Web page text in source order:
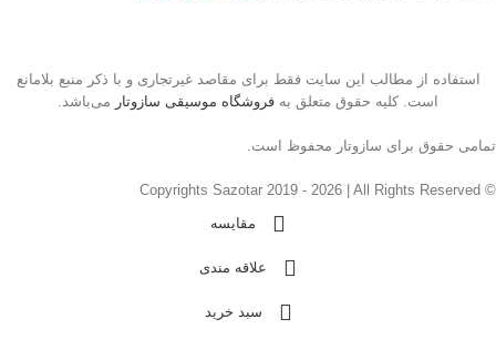
استفاده از مطالب این سایت فقط برای مقاصد غیرتجاری و با ذکر منبع بلامانع
است. کلیه حقوق متعلق به فروشگاه موسیقی سازوتار می‌باشد.
تمامی حقوق برای سازوتار محفوظ است.
© Copyrights Sazotar 2019 - 2026 | All Rights Reserved
مقایسه
علاقه مندی
سبد خرید